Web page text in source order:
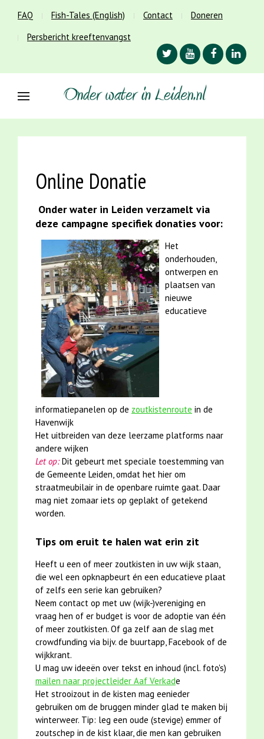
FAQ Fish-Tales (English) Contact
Doneren
Persbericht kreeftenvangst
Online Donatie
Onder water in Leiden verzamelt via
deze campagne specifiek donaties voor:
Het
onderhouden,
ontwerpen en
plaatsen van
nieuwe
educatieve
informatiepanelen op de zoutkistenroute in de
Havenwijk
Het uitbreiden van deze leerzame platforms naar
andere wijken
Let op:Dit gebeurt met speciale toestemming van
de Gemeente Leiden, omdat het hier om
straatmeubilair in de openbare ruimte gaat. Daar
mag niet zomaar iets op geplakt of getekend
worden.
Tips om eruit te halen wat erin zit
Heeft u een of meer zoutkisten in uw wijk staan,
die wel een opknapbeurt én een educatieve plaat
of zelfs een serie kan gebruiken?
Neem contact op met uw (wijk-)vereniging en
vraag hen of er budget is voor de adoptie van één
of meer zoutkisten. Of ga zelf aan de slag met
crowdfunding via bijv. de buurtapp, Facebook of de
wijkkrant.
U mag uw ideeën over tekst en inhoud (incl. foto's)
mailen naar projectleider Aaf Verkade
Het strooizout in de kisten mag eenieder
gebruiken om de bruggen minder glad te maken bij
winterweer. Tip: leg een oude (stevige) emmer of
zoutschep in de kist klaar, die men kan gebruiken